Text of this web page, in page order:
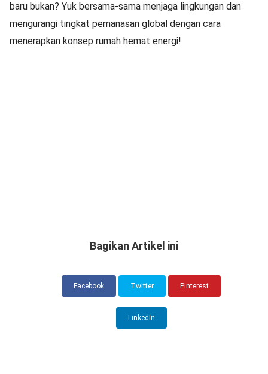
baru bukan? Yuk bersama-sama menjaga lingkungan dan
mengurangi tingkat pemanasan global dengan cara
menerapkan konsep rumah hemat energi!
Bagikan Artikel ini
Facebook Twitter Pinterest
LinkedIn